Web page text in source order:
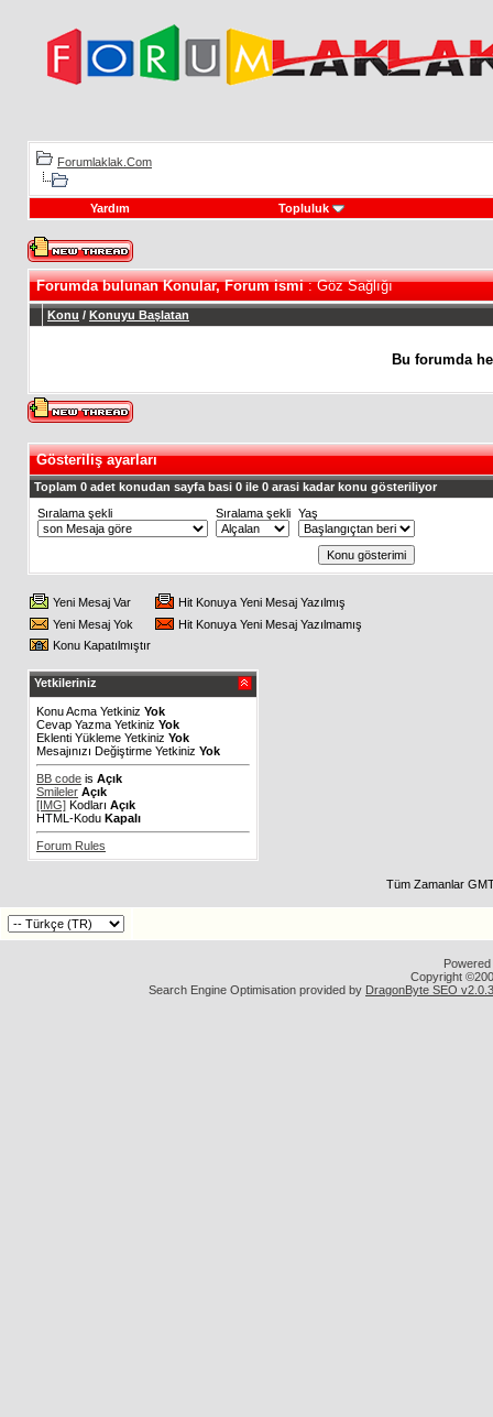
Forumlaklak.Com
Yardım Topluluk
Forumda bulunan Konular, Forum ismi: Göz Sağlığı
Konu / Konuyu Başlatan
Bu forumda
Gösteriliş ayarları
Toplam 0 adet konudan sayfa basi 0 ile 0 arasi kadar konu gösteriliyor
Sıralama şekli
Sıralama şekli Yaş
Yeni Mesaj Var
Hit Konuya Yeni Mesaj Yazılmış
Yeni Mesaj Yok
Hit Konuya Yeni Mesaj Yazılmamış
Konu Kapatılmıştır
Yetkileriniz
Konu Acma Yetkiniz Yok
Cevap Yazma Yetkiniz Yok
Eklenti Yükleme Yetkiniz Yok
Mesajınızı Değiştirme Yetkiniz Yok
BB code is Açık
Smileler Açık
[IMG] Kodları Açık
HTML-Kodu Kapalı
Forum Rules
Tüm Zamanlar
Copyright
Search Engine Optimisation provided by DragonByte SEO